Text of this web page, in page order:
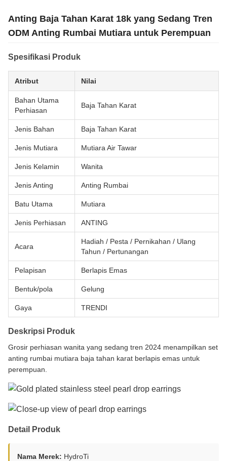
Anting Baja Tahan Karat 18k yang Sedang Tren
ODM Anting Rumbai Mutiara untuk Perempuan
Spesifikasi Produk
Atribut Nilai
Bahan Utama
Perhiasan
Baja Tahan Karat
Jenis Bahan Baja Tahan Karat
Jenis Mutiara Mutiara Air Tawar
Jenis Kelamin Wanita
Jenis Anting Anting Rumbai
Batu Utama Mutiara
Jenis Perhiasan ANTING
Acara
Hadiah / Pesta / Pernikahan / Ulang
Tahun / Pertunangan
Pelapisan Berlapis Emas
Bentuk/pola Gelung
Gaya TRENDI
Deskripsi Produk
Grosir perhiasan wanita yang sedang tren 2024 menampilkan set
anting rumbai mutiara baja tahan karat berlapis emas untuk
perempuan.
Detail Produk
Nama Merek: HydroTi